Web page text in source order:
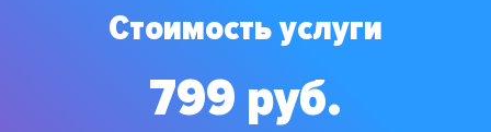
Стоимость услуги
799 руб.